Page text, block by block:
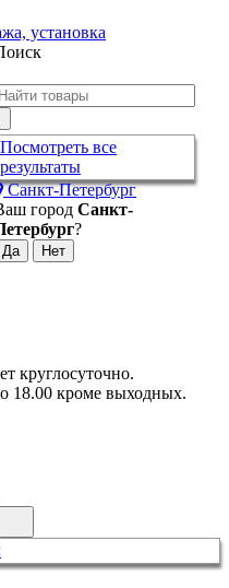
установка
Посмотреть все
результаты
Санкт-Петербург
город Санкт-
?
круглосуточно.
18.00 кроме выходных.